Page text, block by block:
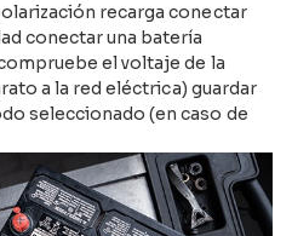
recarga conectar
conectar una batería
el voltaje de la
a la red eléctrica) guardar
seleccionado (en caso de